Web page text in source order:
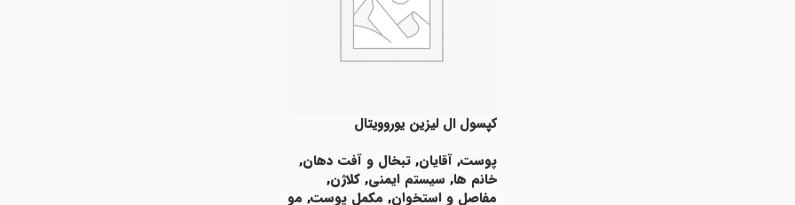
کپسول ال لیزین یوروویتال
پوست, آقایان, تبخال و آفت دهان,
خانم ها, سیستم ایمنی, کلاژن,
مفاصل و استخوان, مکمل پوست, مو